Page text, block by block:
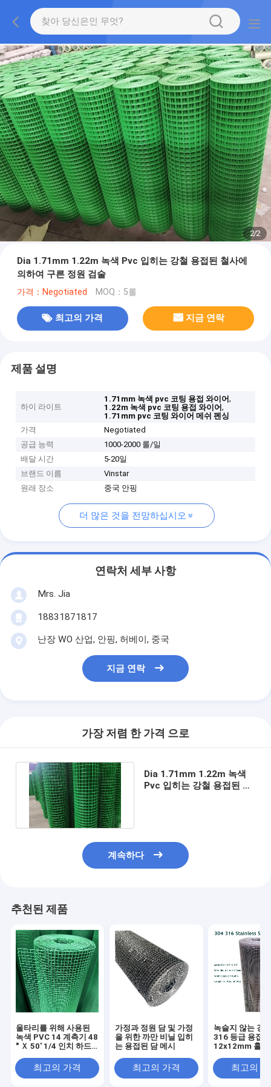
2/2
Dia 1.71mm 1.22m 녹색 Pvc 입히는 강철 용접된 철사에
의하여 구른 정원 검술
가격：Negotiated MOQ：5롤
최고의 가격 지금 연락
제품 설명
하이 라이트
1.71mm 녹색 pvc 코팅 용접 와이어,
1.22m 녹색 pvc 코팅 용접 와이어,
1.71mm pvc 코팅 와이어 메쉬 펜싱
가격
Negotiated
공급 능력
1000-2000 롤/일
배달 시간
5-20일
브랜드 이름
Vinstar
원래 장소
중국 안핑
더 많은 것을 전망하십시오
연락처 세부 사항
Mrs. Jia
18831871817
난장 WO 산업, 안핑, 허베이, 중국
지금 연락
가장 저렴 한 가격 으로
Dia 1.71mm 1.22m 녹색
Pvc 입히는 강철 용접된 철
계속하다
추천된 제품
울타리를 위해 사용된
녹색 PVC 14 계측기 48
" Ｘ 50' 1/4 인치 하드
최고의 가격
가정과 정원 담 및 가정
을 위한 까만 비닐 입히
는 용접된 담 메시
최고의 가격
녹슬지 않는 강
316 등급 용접
12x12mm 홀
최고의